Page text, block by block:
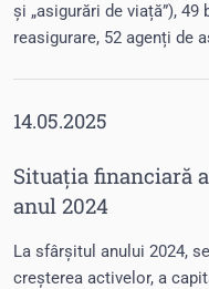
și „asigurări de viață”),
reasigurare, 52 agenți de
14.05.2025
Situația financiară
anul 2024
La sfârșitul anului 2024,
creșterea activelor, a